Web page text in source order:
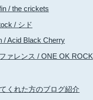
/ the crickets
/ シド
/ Acid Black Cherry
ァレンス / ONE OK ROCK
くれた方のブログ紹介